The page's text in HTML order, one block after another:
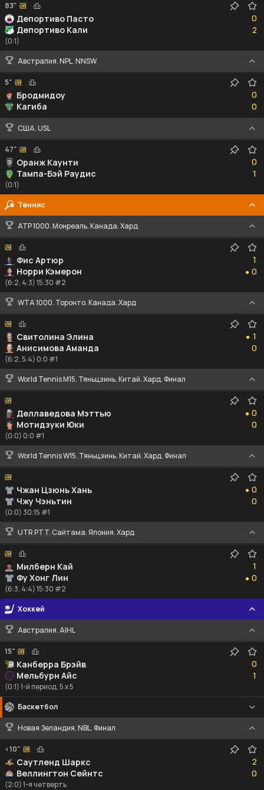
83"
Депортиво Пасто
Депортиво Кали
0
0
2
2
(0:1)
Австралия. NPL. NNSW
5"
Бродмидоу
Кагиба
0
0
0
0
США. USL
47"
Оранж Каунти
Тампа-Бэй Раудис
0
0
1
1
(0:1)
Теннис
ATP 1000. Монреаль. Канада. Хард
Фис Артюр
Норри Кэмерон
1
1
●
0
0
(6:2, 4:3) 15:30 #2
WTA 1000. Торонто. Канада. Хард
Свитолина Элина
Анисимова Аманда
●
1
10
0
(6:2, 5:4) 0:0 #1
World Tennis M15. Тяньцзинь. Китай. Хард. Финал
Деллаведова Мэттью
Мотидзуки Юки
●
0
0
0
0
(0:0) 0:0 #1
World Tennis W15. Тяньцзинь. Китай. Хард. Финал
Чжан Цзюнь Хань
Чжу Чэньтин
●
0
0
0
0
(0:0) 30:15 #1
UTR PTT. Сайтама. Япония. Хард
Милберн Кай
Фу Хонг Лин
1
1
●
0
0
(6:3, 4:4) 15:30 #2
Хоккей
Австралия. AIHL
15"
Канберра Брэйв
Мельбурн Айс
0
0
1
1
(0:1) 1-й период, 5 x 5
Баскетбол
Новая Зеландия. NBL. Финал
<10"
Саутленд Шаркс
Веллингтон Сейнтс
2
2
0
0
(2:0) 1-я четверть